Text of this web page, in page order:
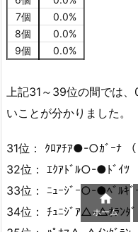
7個
0.0%
8個
0.0%
9個
0.0%
上記31～39位の間では
いことが分かりました。
31位： ｸﾛｱﾁｱ●-○ｶﾞｰﾅ （
32位： ｴｸｱﾄﾞﾙ○-●ﾄﾞｲﾂ
33位： ﾆｭｰｼﾞｰ○-●ﾍﾞﾙｷﾞ
34位： ﾁｭﾆｼﾞｱ△-△ｵﾗﾝﾀﾞ

ホーム